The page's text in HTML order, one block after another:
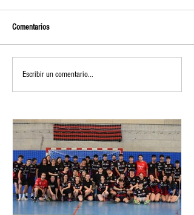
Comentarios
Escribir un comentario...